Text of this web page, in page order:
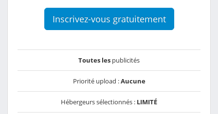
Inscrivez-vous gratuitement
Toutes les publicités
Priorité upload :Aucune
Hébergeurs sélectionnés : LIMITÉ